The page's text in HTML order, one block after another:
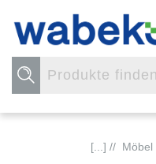
[...] // Möbel